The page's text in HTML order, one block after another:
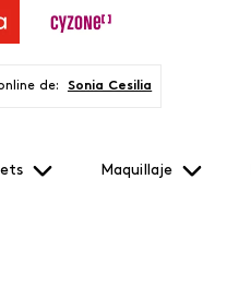
de: Sonia Cesilia
Maquillaje